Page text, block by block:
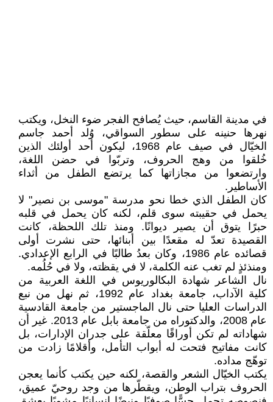
في مدينة القاسم، حيث يُصافح الفجر ضوء النخل، ويكتب
نهرها حنينه على سطور السواقي، وُلد أحمد جاسم
الخيّال في صيف عام 1968، ليكون أحد أولئك الذين
خُلقوا من وهج الحروف، وتربّوا في حضن اللغة،
وارتضعوا من مجازاتها كما يرتضع الطفل من أثداء
الأساطير.
كان الطفل الذي خطا نحو مدرسة "موسى بن نصير" لا
يحمل في حقيبته سوى قلم، لكنه كان يحمل في قلبه
حبرًا يتوق أن يصير ديوانًا. ومنذ تلك اللحظة، كانت
القصيدة تعدّ له مقعدًا بين أبنائها، حتى نشرت أولى
قصائده عام 1986، وكان بعدُ طالبًا في الرابع الإعدادي.
ومنذئذٍ لم تغب عنه الكلمة، لا في يقظته، ولا في حُلُمه.
نال الشاعر شهادة البكالوريوس في اللغة العربية من
كلية الآداب، جامعة بغداد عام 1992، ثم نهل من نبع
الدراسات العليا حتى نال الماجستير من جامعة القادسية
عام 2008، والدكتوراه من جامعة بابل عام 2013. غير أن
شهاداته لم تكن أوراقًا معلّقة على جدران الإدارات، بل
كانت مفاتيح فتحت له أبواب التأمل، وأقلامًا زادت من
توهّج مداده.
يكتب الخيّال الشعر والقصة، لكنه حين يكتب كأنما يعجن
الحروف بتراب الوطن، ويقطّرها من وجد روحيّ عميق،